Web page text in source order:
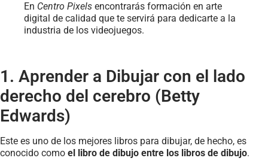
En Centro Pixels encontrarás formación en arte
digital de calidad que te servirá para dedicarte a la
industria de los videojuegos.
1. Aprender a Dibujar con el lado
derecho del cerebro (Betty
Edwards)
Este es uno de los mejores libros para dibujar, de hecho, es
conocido como el libro de dibujo entre los libros de dibujo.